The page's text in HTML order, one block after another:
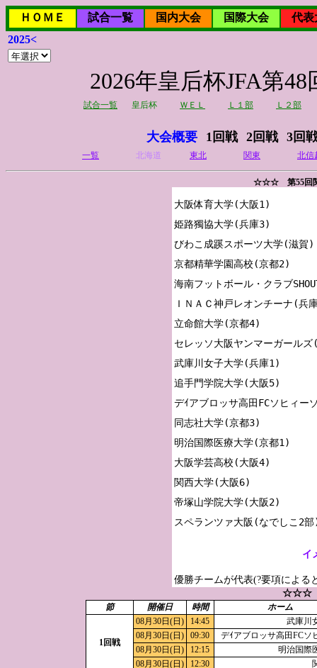
ＨＯＭＥ 試合一覧 国内大会 国際大会
代表
2025<
2026年皇后杯JFA第
試合一覧 皇后杯 ＷＥＬ Ｌ１部 Ｌ２部
大会概要 1回戦 2回戦 3回
一覧 北海道 東北 関東 北信
☆☆☆ 第55回
大阪体育大学(大阪1)
姫路獨協大学(兵庫3)
びわこ成蹊スポーツ大学(滋賀)
京都精華学園高校(京都2)
海南フットボール・クラブ
ＩＮＡＣ神戸レオンチーナ(兵
立命館大学(京都4)
セレッソ大阪ヤンマーガール
武庫川女子大学(兵庫1)
追手門学院大学(大阪5)
デｲアブロッサ高田FCソヒィー
同志社大学(京都3)
明治国際医療大学(京都1)
大阪学芸高校(大阪4)
関西大学(大阪6)
帝塚山学院大学(大阪2)
イ
優勝チームが代表(?要項による
☆☆☆
節 開催日 時間 ホーム
1回戦
08月30日(日) 14:45
武庫川
08月30日(日)
09:30
デｲアブロッサ高田FCソ
08月30日(日)
12:15
明治国際
08月30日(日)
12:30